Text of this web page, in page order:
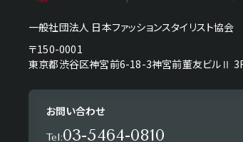
一般社団法人 日本ファッションスタイリスト協会
〒150-0001
東京都渋谷区神宮前6-18-3神宮前董友ビルⅡ
お問い合わせ
Tel:03-5464-0810